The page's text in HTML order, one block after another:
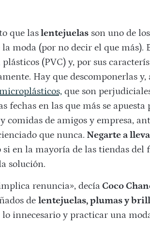
que laslentejuelasson uno de
moda (por no decir el que más).
(PVC) y, por sus
Hay que descomponerlas y,
microplásticos,que son
fechas en las que más se
comidas de amigos y empresa,
que nunca. Negarte a
si en la mayoría de las tiendas del
solución.
renuncia», decíaCoco
de lentejuelas, plumas y
innecesario y practicar una